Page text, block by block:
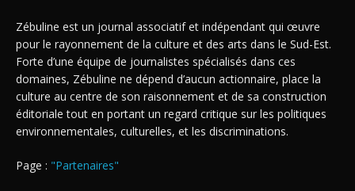
Zébuline est un journal associatif et indépendant qui œuvre
pour le rayonnement de la culture et des arts dans le Sud-Est.
Forte d’une équipe de journalistes spécialisés dans ces
domaines, Zébuline ne dépend d’aucun actionnaire, place la
culture au centre de son raisonnement et de sa construction
éditoriale tout en portant un regard critique sur les politiques
environnementales, culturelles, et les discriminations.
Page : "Partenaires"